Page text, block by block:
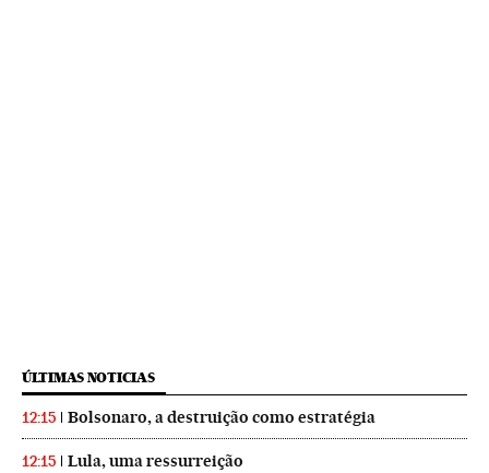
ÚLTIMAS NOTICIAS
12:15 Bolsonaro, a destruição como estratégia
12:15 Lula, uma ressurreição